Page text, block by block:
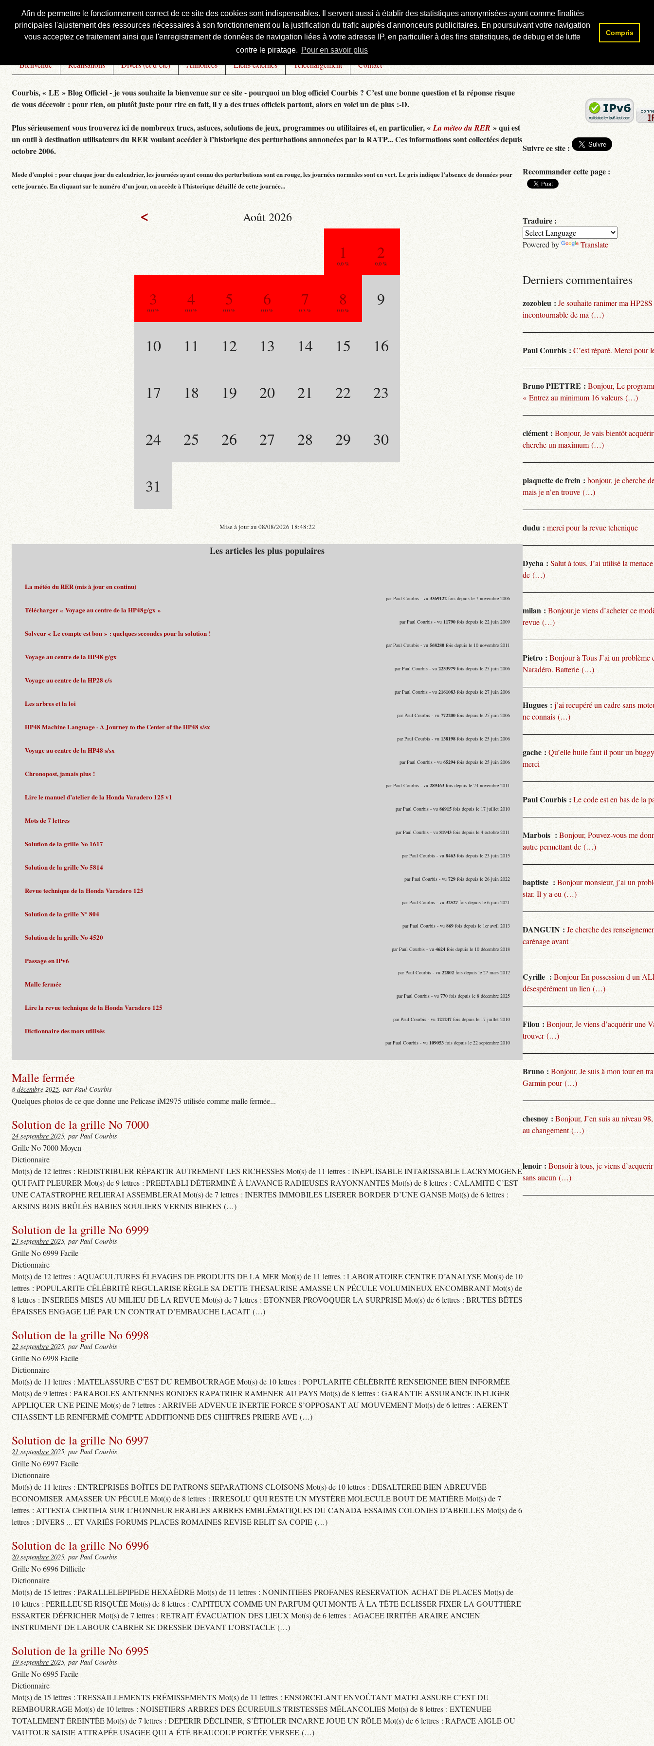
Afin de permettre le fonctionnement correct de ce site des cookies sont indispensables. Il servent aussi à établir des statistiques anonymisées ayant comme finalités
principales l'ajustement des ressources nécessaires à son fonctionnement ou la justification du trafic auprès d'annonceurs publicitaires. En poursuivant votre navigation
vous acceptez ce traitement ainsi que l'enregistrement de données de navigation liées à votre adresse IP, en particulier à des fins statistiques, de debug et de lutte
contre le piratage. Pour en savoir plus
Compris
Courbis, « LE » Blog Officiel
Bienvenue Réalisations Divers (et d’été) Annonces Liens externes Téléchargement Contact
Courbis, « LE » Blog Officiel - je vous souhaite la bienvenue sur ce site - pourquoi un blog officiel Courbis ? C’est une bonne question et la réponse risque
de vous décevoir : pour rien, ou plutôt juste pour rire en fait, il y a des trucs officiels partout, alors en voici un de plus :-D.
Plus sérieusement vous trouverez ici de nombreux trucs, astuces, solutions de jeux, programmes ou utilitaires et, en particulier, «La méteo du RER » qui est
un outil à destination utilisateurs du RER voulant accéder à l’historique des perturbations annoncées par la RATP... Ces informations sont collectées depuis
octobre 2006.
Mode d’emploi : pour chaque jour du calendrier, les journées ayant connu des perturbations sont en rouge, les journées normales sont en vert. Le gris indique l’absence de données pour
cette journée. En cliquant sur le numéro d’un jour, on accède à l’historique détaillé de cette journée...
< Août 2026
1
0.0 %
2
0.0 %
3
0.0 %
4
0.0 %
5
0.0 %
6
0.0 %
7
0.3 %
8
0.0 %
9
10 11 12 13 14 15 16
17 18 19 20 21 22 23
24 25 26 27 28 29 30
31
Mise à jour au 08/08/2026 18:48:22
Les articles les plus populaires
La météo du RER (mis à jour en continu)
par Paul Courbis - vu 3369122fois depuis le 7 novembre 2006
Télécharger « Voyage au centre de la HP48g/gx »
par Paul Courbis - vu 11790fois depuis le 22 juin 2009
Solveur « Le compte est bon » : quelques secondes pour la solution !
par Paul Courbis - vu 568280fois depuis le 10 novembre 2011
Voyage au centre de la HP48 g/gx
par Paul Courbis - vu 2233979fois depuis le 25 juin 2006
Voyage au centre de la HP28 c/s
par Paul Courbis - vu 2161083fois depuis le 27 juin 2006
Les arbres et la loi
par Paul Courbis - vu 772200fois depuis le 25 juin 2006
HP48 Machine Language - A Journey to the Center of the HP48 s/sx
par Paul Courbis - vu 138198fois depuis le 25 juin 2006
Voyage au centre de la HP48 s/sx
par Paul Courbis - vu 65294fois depuis le 25 juin 2006
Chronopost, jamais plus !
par Paul Courbis - vu 289463fois depuis le 24 novembre 2011
Lire le manuel d’atelier de la Honda Varadero 125 v1
par Paul Courbis - vu 86915fois depuis le 17 juillet 2010
Mots de 7 lettres
par Paul Courbis - vu 81943fois depuis le 4 octobre 2011
Solution de la grille No 1617
par Paul Courbis - vu 8463fois depuis le 23 juin 2015
Solution de la grille No 5814
par Paul Courbis - vu 729fois depuis le 26 juin 2022
Revue technique de la Honda Varadero 125
par Paul Courbis - vu 32527fois depuis le 6 juin 2021
Solution de la grille N° 804
par Paul Courbis - vu 869fois depuis le 1er avril 2013
Solution de la grille No 4520
par Paul Courbis - vu 4624fois depuis le 10 décembre 2018
Passage en IPv6
par Paul Courbis - vu 22802fois depuis le 27 mars 2012
Malle fermée
par Paul Courbis - vu 770fois depuis le 8 décembre 2025
Lire la revue technique de la Honda Varadero 125
par Paul Courbis - vu 121247fois depuis le 17 juillet 2010
Dictionnaire des mots utilisés
par Paul Courbis - vu 109053fois depuis le 22 septembre 2010
Malle fermée
8 décembre 2025, par Paul Courbis
Quelques photos de ce que donne une Pelicase iM2975 utilisée comme malle fermée...
Solution de la grille No 7000
24 septembre 2025, par Paul Courbis
Grille No 7000 Moyen
Dictionnaire
Mot(s) de 12 lettres : REDISTRIBUER RÉPARTIR AUTREMENT LES RICHESSES Mot(s) de 11 lettres : INEPUISABLE INTARISSABLE LACRYMOGENE
QUI FAIT PLEURER Mot(s) de 9 lettres : PREETABLI DÉTERMINÉ À L’AVANCE RADIEUSES RAYONNANTES Mot(s) de 8 lettres : CALAMITE C’EST
UNE CATASTROPHE RELIERAI ASSEMBLERAI Mot(s) de 7 lettres : INERTES IMMOBILES LISERER BORDER D’UNE GANSE Mot(s) de 6 lettres :
ARSINS BOIS BRÛLÉS BABIES SOULIERS VERNIS BIERES (…)
Solution de la grille No 6999
23 septembre 2025, par Paul Courbis
Grille No 6999 Facile
Dictionnaire
Mot(s) de 12 lettres : AQUACULTURES ÉLEVAGES DE PRODUITS DE LA MER Mot(s) de 11 lettres : LABORATOIRE CENTRE D’ANALYSE Mot(s) de 10
lettres : POPULARITE CÉLÉBRITÉ REGULARISE RÈGLE SA DETTE THESAURISE AMASSE UN PÉCULE VOLUMINEUX ENCOMBRANT Mot(s) de
8 lettres : INSEREES MISES AU MILIEU DE LA REVUE Mot(s) de 7 lettres : ETONNER PROVOQUER LA SURPRISE Mot(s) de 6 lettres : BRUTES BÊTES
ÉPAISSES ENGAGE LIÉ PAR UN CONTRAT D’EMBAUCHE LACAIT (…)
Solution de la grille No 6998
22 septembre 2025, par Paul Courbis
Grille No 6998 Facile
Dictionnaire
Mot(s) de 11 lettres : MATELASSURE C’EST DU REMBOURRAGE Mot(s) de 10 lettres : POPULARITE CÉLÉBRITÉ RENSEIGNEE BIEN INFORMÉE
Mot(s) de 9 lettres : PARABOLES ANTENNES RONDES RAPATRIER RAMENER AU PAYS Mot(s) de 8 lettres : GARANTIE ASSURANCE INFLIGER
APPLIQUER UNE PEINE Mot(s) de 7 lettres : ARRIVEE ADVENUE INERTIE FORCE S’OPPOSANT AU MOUVEMENT Mot(s) de 6 lettres : AERENT
CHASSENT LE RENFERMÉ COMPTE ADDITIONNE DES CHIFFRES PRIERE AVE (…)
Solution de la grille No 6997
21 septembre 2025, par Paul Courbis
Grille No 6997 Facile
Dictionnaire
Mot(s) de 11 lettres : ENTREPRISES BOÎTES DE PATRONS SEPARATIONS CLOISONS Mot(s) de 10 lettres : DESALTEREE BIEN ABREUVÉE
ECONOMISER AMASSER UN PÉCULE Mot(s) de 8 lettres : IRRESOLU QUI RESTE UN MYSTÈRE MOLECULE BOUT DE MATIÈRE Mot(s) de 7
lettres : ATTESTA CERTIFIA SUR L’HONNEUR ERABLES ARBRES EMBLÉMATIQUES DU CANADA ESSAIMS COLONIES D’ABEILLES Mot(s) de 6
lettres : DIVERS ... ET VARIÉS FORUMS PLACES ROMAINES REVISE RELIT SA COPIE (…)
Solution de la grille No 6996
20 septembre 2025, par Paul Courbis
Grille No 6996 Difficile
Dictionnaire
Mot(s) de 15 lettres : PARALLELEPIPEDE HEXAÈDRE Mot(s) de 11 lettres : NONINITIEES PROFANES RESERVATION ACHAT DE PLACES Mot(s) de
10 lettres : PERILLEUSE RISQUÉE Mot(s) de 8 lettres : CAPITEUX COMME UN PARFUM QUI MONTE À LA TÊTE ECLISSER FIXER LA GOUTTIÈRE
ESSARTER DÉFRICHER Mot(s) de 7 lettres : RETRAIT ÉVACUATION DES LIEUX Mot(s) de 6 lettres : AGACEE IRRITÉE ARAIRE ANCIEN
INSTRUMENT DE LABOUR CABRER SE DRESSER DEVANT L’OBSTACLE (…)
Solution de la grille No 6995
19 septembre 2025, par Paul Courbis
Grille No 6995 Facile
Dictionnaire
Mot(s) de 15 lettres : TRESSAILLEMENTS FRÉMISSEMENTS Mot(s) de 11 lettres : ENSORCELANT ENVOÛTANT MATELASSURE C’EST DU
REMBOURRAGE Mot(s) de 10 lettres : NOISETIERS ARBRES DES ÉCUREUILS TRISTESSES MÉLANCOLIES Mot(s) de 8 lettres : EXTENUEE
TOTALEMENT ÉREINTÉE Mot(s) de 7 lettres : DEPERIR DÉCLINER, S’ÉTIOLER INCARNE JOUE UN RÔLE Mot(s) de 6 lettres : RAPACE AIGLE OU
VAUTOUR SAISIE ATTRAPÉE USAGEE QUI A ÉTÉ BEAUCOUP PORTÉE VERSEE (…)
Rechercher :
Suivre ce site :
Recommander cette page :
Traduire :
Powered by Translate
Derniers commentaires
zozobleu : Je souhaite ranimer ma
incontournable de ma (…)
Paul Courbis : C’est réparé. Merci pour
Bruno PIETTRE : Bonjour, Le
« Entrez au minimum 16 valeurs (…)
clément : Bonjour, Je vais bientôt
cherche un maximum (…)
plaquette de frein : bonjour, je cherche
mais je n’en trouve (…)
dudu : merci pour la revue tehcnique
Dycha : Salut à tous, J’ai utilisé la
de (…)
milan : Bonjour,je viens d’acheter ce
revue (…)
Pietro : Bonjour à Tous J’ai un problème
Naradéro. Batterie (…)
Hugues : j’ai recupéré un cadre sans
ne connais (…)
gache : Qu’elle huile faut il pour un
merci
Paul Courbis : Le code est en bas de la
Marbois : Bonjour, Pouvez-vous me
autre permettant de (…)
baptiste : Bonjour monsieur, j’ai un
star. Il y a eu (…)
DANGUIN : Je cherche des
carénage avant
Cyrille : Bonjour En possession d un
désespérément un lien (…)
Filou : Bonjour, Je viens d’acquérir une
trouver (…)
Bruno : Bonjour, Je suis à mon tour en
Garmin pour (…)
chesnoy : Bonjour, J’en suis au niveau
au changement (…)
lenoir : Bonsoir à tous, je viens
sans aucun (…)